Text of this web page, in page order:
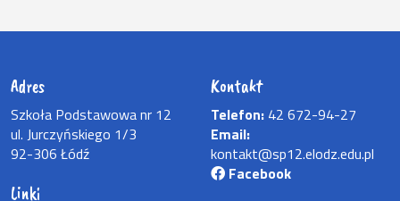
Adres
Szkoła Podstawowa nr 12
ul. Jurczyńskiego 1/3
92-306 Łódź
Kontakt
Telefon: 42 672-94-27
Email:
kontakt@sp12.elodz.edu.pl
Facebook
Linki